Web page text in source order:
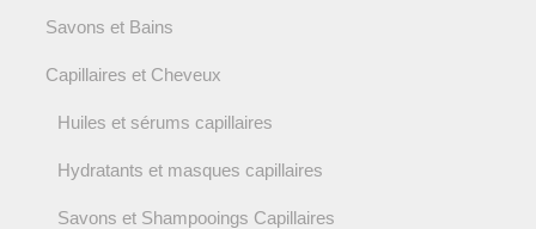
Savons et Bains
Capillaires et Cheveux
Huiles et sérums capillaires
Hydratants et masques capillaires
Savons et Shampooings Capillaires